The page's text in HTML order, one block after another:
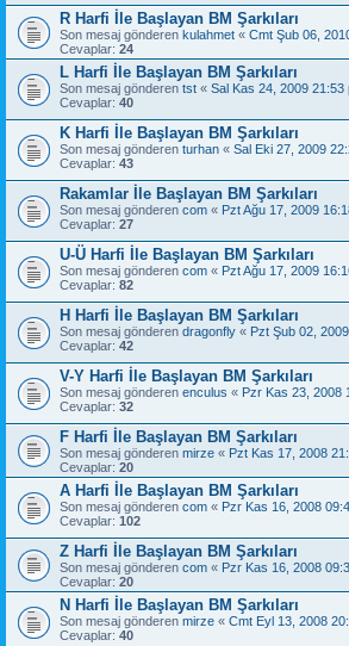
R Harfi İle Başlayan BM Şarkıları
Son mesaj gönderen kulahmet « Cmt Şub 06,
Cevaplar: 24
L Harfi İle Başlayan BM Şarkıları
Son mesaj gönderen tst « Sal Kas 24, 2009 21:53
Cevaplar: 40
K Harfi İle Başlayan BM Şarkıları
Son mesaj gönderen turhan « Sal Eki 27, 2009
Cevaplar: 43
Rakamlar İle Başlayan BM Şarkıları
Son mesaj gönderen com « Pzt Ağu 17, 2009
Cevaplar: 27
U-Ü Harfi İle Başlayan BM Şarkıları
Son mesaj gönderen com « Pzt Ağu 17, 2009
Cevaplar: 82
H Harfi İle Başlayan BM Şarkıları
Son mesaj gönderen dragonfly « Pzt Şub 02,
Cevaplar: 42
V-Y Harfi İle Başlayan BM Şarkıları
Son mesaj gönderen enculus « Pzr Kas 23, 2008
Cevaplar: 32
F Harfi İle Başlayan BM Şarkıları
Son mesaj gönderen mirze « Pzt Kas 17, 2008
Cevaplar: 20
A Harfi İle Başlayan BM Şarkıları
Son mesaj gönderen com « Pzr Kas 16, 2008
Cevaplar: 102
Z Harfi İle Başlayan BM Şarkıları
Son mesaj gönderen com « Pzr Kas 16, 2008
Cevaplar: 20
N Harfi İle Başlayan BM Şarkıları
Son mesaj gönderen mirze « Cmt Eyl 13, 2008
Cevaplar: 40